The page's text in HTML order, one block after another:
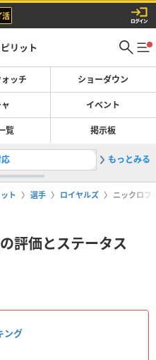
リット
ッチ ショーダウン
イベント
覧 掲示板
2OTWお
もっとみる
ト 選手 ロイヤルズ ニックロフ
評価とステータス
ング